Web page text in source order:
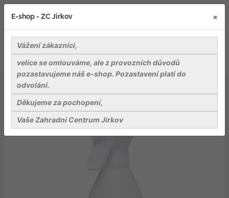
Nářadí a pomůcky
HG sprej na laminátové plovoucí podlahy
E-shop - ZC Jirkov ×
Vážení zákazníci,
velice se omlouváme, ale z provozních důvodů
pozastavujeme náš e-shop. Pozastavení platí do
odvolání.
Děkujeme za pochopení,
Vaše Zahradní Centrum Jirkov